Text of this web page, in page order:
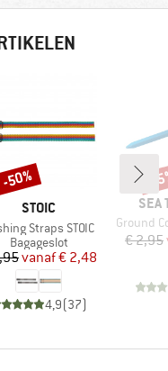
MERK
STOIC
Straps STOIC
Productgroep
Bagageslot
Prijs
Verlaagde prijs
vanaf€ 2,48
4,9(37)
-50%
SEA
Artikel
Ground
€ 2,95
-